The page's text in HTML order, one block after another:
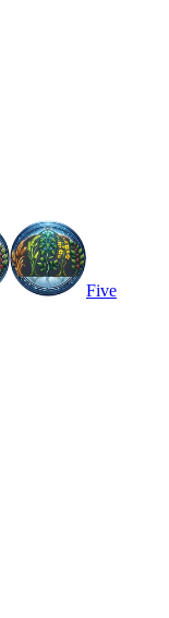
Five